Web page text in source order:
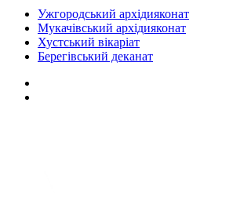
Ужгородський архідияконат
Мукачівський архідияконат
Хустський вікаріат
Берегівський деканат